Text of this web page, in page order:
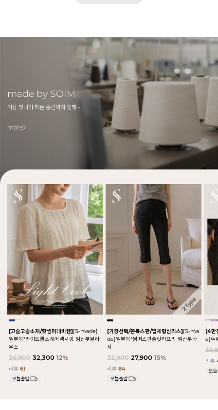
made by SOIM
가장 빛나야 하는 순간까지 함께 -
more
[고슬고슬소재/핫썸머대비템][S-made]
임부복*라이트쿨스퀘어넥셔링 임산부블라
우스
36,900 32,300 12%
리뷰 61
[기장선택/쫀득스판/입체형심리스][S-ma
de]임부복*썸머스판슬릿카프리 임산부바
지
32,900 27,900 15%
리뷰84
[4만
e]수
리뷰